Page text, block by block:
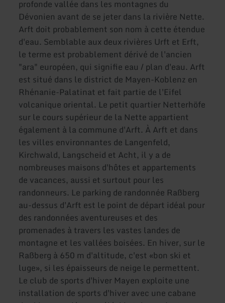
profonde vallée dans les montagnes du
Dévonien avant de se jeter dans la rivière Nette.
Arft doit probablement son nom à cette étendue
d'eau. Semblable aux deux rivières Urft et Erft,
le terme est probablement dérivé de l'ancien
"ara" européen, qui signifie eau / plan d'eau. Arft
est situé dans le district de Mayen-Koblenz en
Rhénanie-Palatinat et fait partie de l'Eifel
volcanique oriental. Le petit quartier Netterhöfe
sur le cours supérieur de la Nette appartient
également à la commune d'Arft. À Arft et dans
les villes environnantes de Langenfeld,
Kirchwald, Langscheid et Acht, il y a de
nombreuses maisons d'hôtes et appartements
de vacances, aussi et surtout pour les
randonneurs. Le parking de randonnée Raßberg
au-dessus d'Arft est le point de départ idéal pour
des randonnées aventureuses et des
promenades à travers les vastes landes de
montagne et les vallées boisées. En hiver, sur le
Raßberg à 650 m d'altitude, c'est «bon ski et
luge», si les épaisseurs de neige le permettent.
Le club de sports d'hiver Mayen exploite une
installation de sports d'hiver avec une cabane